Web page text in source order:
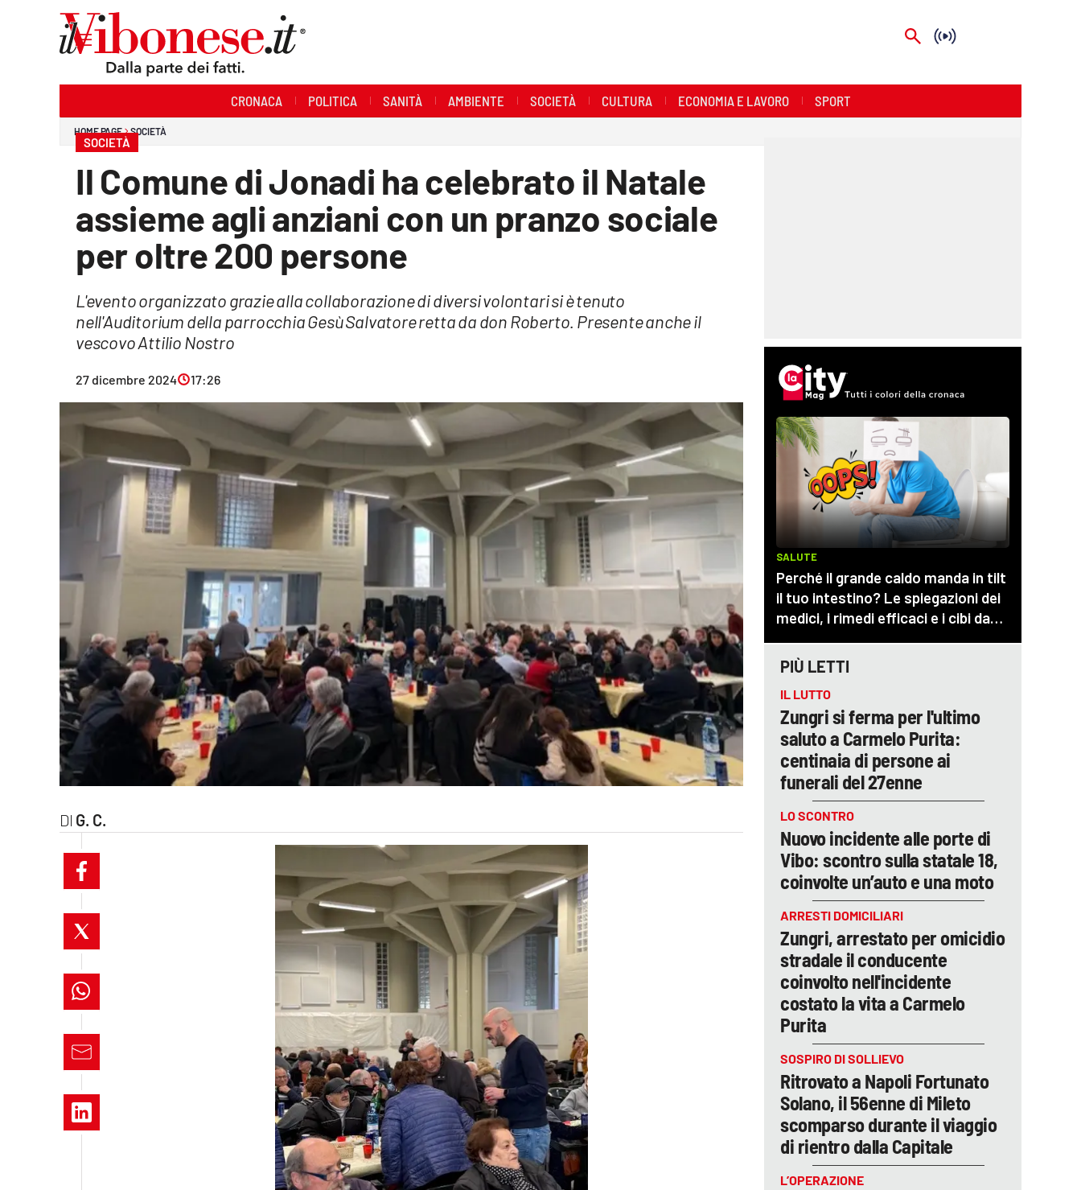
Streaming
lacitymag.it
cosenzachannel.it
catanzarochannel.it
lacapitalenews.it
CRONACA POLITICA SANITÀ AMBIENTE SOCIETÀ CULTURA ECONOMIA E LAVORO SPORT
HOME PAGE SOCIETÀ
SOCIETÀ
Il Comune di Jonadi ha celebrato il Natale
assieme agli anziani con un pranzo sociale
per oltre 200 persone
L'evento organizzato grazie alla collaborazione di diversi volontari si è tenuto
nell'Auditorium della parrocchia Gesù Salvatore retta da don Roberto. Presente anche il
vescovo Attilio Nostro
27 dicembre 2024 17:26
G. C.
PIÙ LETTI
IL LUTTO
Zungri si ferma per l'ultimo
saluto a Carmelo Purita:
centinaia di persone ai
funerali del 27enne
LO SCONTRO
Nuovo incidente alle porte di
Vibo: scontro sulla statale 18,
coinvolte un’auto e una moto
ARRESTI DOMICILIARI
Zungri, arrestato per omicidio
stradale il conducente
coinvolto nell'incidente
costato la vita a Carmelo
Purita
SOSPIRO DI SOLLIEVO
Ritrovato a Napoli Fortunato
Solano, il 56enne di Mileto
scomparso durante il viaggio
di rientro dalla Capitale
L’OPERAZIONE